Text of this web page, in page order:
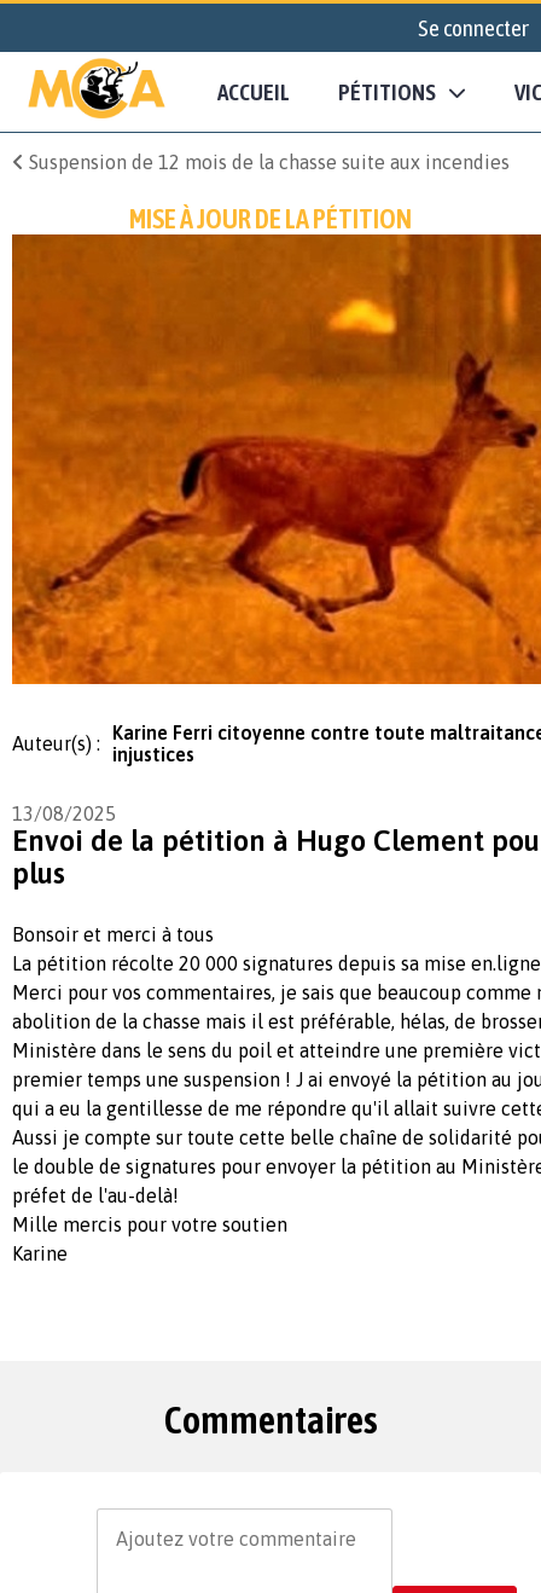
Se connecter
ACCUEIL PÉTITIONS
Suspension de 12 mois de la chasse suite aux incendies
MISE À JOUR DE LA PÉTITION
Auteur(s) :
Karine Ferri citoyenne contre toute
injustices
13/08/2025
Envoi de la pétition à Hugo Clement
plus
Bonsoir et merci à tous
La pétition récolte 20 000 signatures depuis sa mise
Merci pour vos commentaires, je sais que beaucoup comme
abolition de la chasse mais il est préférable, hélas, de
Ministère dans le sens du poil et atteindre une première
premier temps une suspension ! J ai envoyé la pétition au
qui a eu la gentillesse de me répondre qu'il allait suivre
Aussi je compte sur toute cette belle chaîne de solidarité
le double de signatures pour envoyer la pétition au
préfet de l'au-delà!
Mille mercis pour votre soutien
Karine
Commentaires